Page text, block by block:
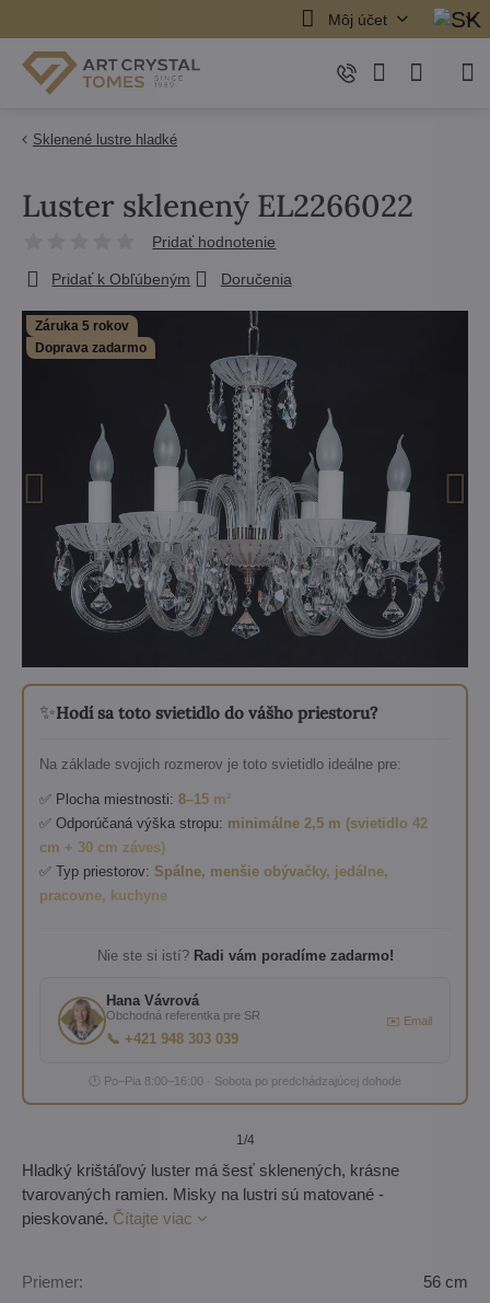
Môj účet
Sklenené lustre hladké
Záruka 5 rokov
Doprava zadarmo
✨Hodí sa toto svietidlo do vášho priestoru?
Na základe svojich rozmerov je toto svietidlo ideálne pre:
✅ Plocha miestnosti: 8–15 m²
✅ Odporúčaná výška stropu: minimálne 2,5 m (svietidlo 42
cm + 30 cm záves)
✅ Typ priestorov: Spálne, menšie obývačky, jedálne,
pracovne, kuchyne
Nie ste si istí? Radi vám poradíme zadarmo!
Hana Vávrová
Obchodná referentka pre SR
📞 +421 948 303 039
✉️ Email
🕐 Po–Pia 8:00–16:00 · Sobota po predchádzajúcej dohode
1/4
Luster sklenený EL2266022
Pridať hodnotenie
Pridať k Obľúbeným Doručenia
Hladký krištáľový luster má šesť sklenených, krásne
tvarovaných ramien. Misky na lustri sú matované -
pieskované. Čítajte viac
Priemer: 56 cm